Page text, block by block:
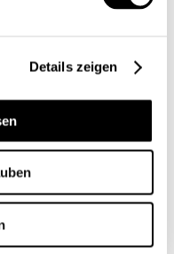
Details zeigen